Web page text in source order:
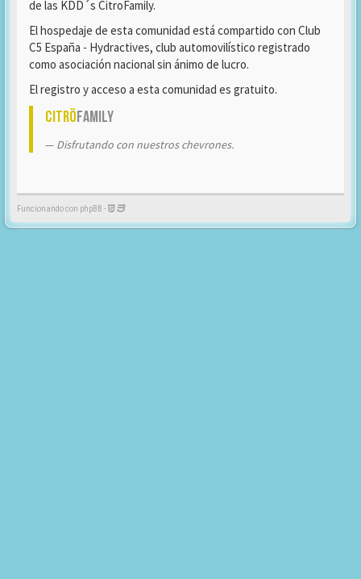
de las KDD´s CitroFamily.
El hospedaje de esta comunidad está compartido con Club
C5 España - Hydractives, club automovilístico registrado
como asociación nacional sin ánimo de lucro.
El registro y acceso a esta comunidad es gratuito.
CitröFamily
Disfrutando con nuestros chevrones.
Funcionando con phpBB -